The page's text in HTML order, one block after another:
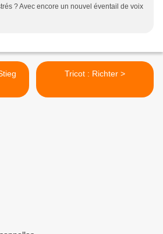
? Avec encore un nouvel éventail de voix
Tricot : Richter >